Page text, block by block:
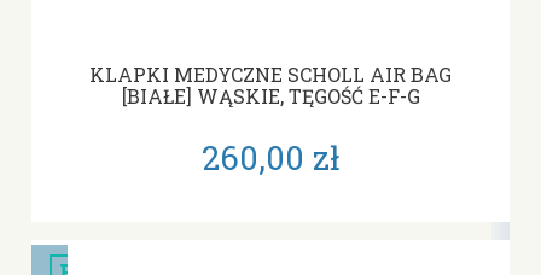
KLAPKI MEDYCZNE SCHOLL AIR BAG
[BIAŁE] WĄSKIE, TĘGOŚĆ E-F-G
260,00 zł